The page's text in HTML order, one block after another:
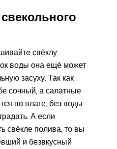
свёклу.
воды она ещё может
засуху. Так как
сочный, а салатные
во влаге, без воды
А если
свёкле полива, то вы
и безвкусный